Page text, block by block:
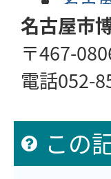
トへ
名古屋市
〒467-
電話052-
この